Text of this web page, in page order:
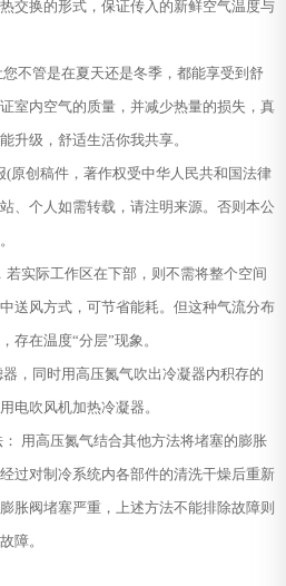
交换的形式，保证传入的新鲜空气温度与
不管是在夏天还是冬季，都能享受到舒
室内空气的质量，并减少热量的损失，真
升级，舒适生活你我共享。
(原创稿件，著作权受中华人民共和国法律
、个人如需转载，请注明来源。否则本公
实际工作区在下部，则不需将整个空间
送风方式，可节省能耗。但这种气流分布
存在温度“分层”现象。
，同时用高压氮气吹出冷凝器内积存的
电吹风机加热冷凝器。
用高压氮气结合其他方法将堵塞的膨胀
过对制冷系统内各部件的清洗干燥后重新
胀阀堵塞严重，上述方法不能排除故障则
障。